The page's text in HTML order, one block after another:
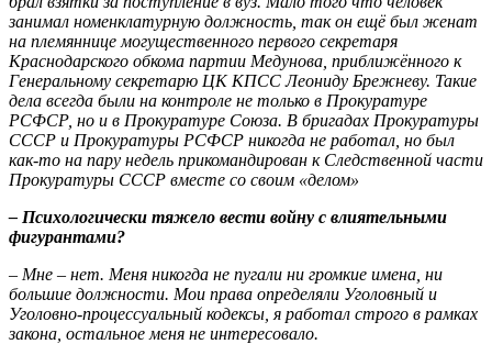
занимал номенклатурную должность, так он ещё был женат
на племяннице могущественного первого секретаря
Краснодарского обкома партии Медунова, приближённого к
Генеральному секретарю ЦК КПСС Леониду Брежневу. Такие
дела всегда были на контроле не только в Прокуратуре
РСФСР, но и в Прокуратуре Союза. В бригадах Прокуратуры
СССР и Прокуратуры РСФСР никогда не работал, но был
как-то на пару недель прикомандирован к Следственной части
Прокуратуры СССР вместе со своим «делом»
– Психологически тяжело вести войну с влиятельными
фигурантами?
– Мне – нет. Меня никогда не пугали ни громкие имена, ни
большие должности. Мои права определяли Уголовный и
Уголовно-процессуальный кодексы, я работал строго в рамках
закона, остальное меня не интересовало.